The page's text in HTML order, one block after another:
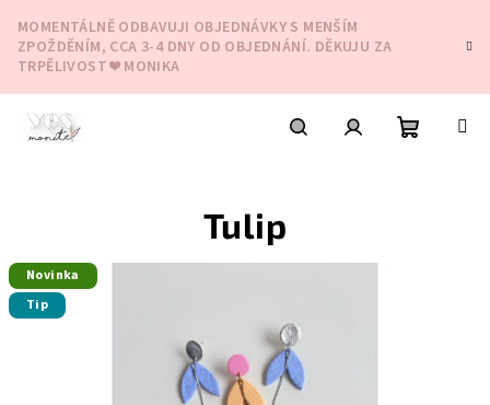
obsah
MOMENTÁLNĚ ODBAVUJI OBJEDNÁVKY S MENŠÍM
ZPOŽDĚNÍM, CCA 3-4 DNY OD OBJEDNÁNÍ. DĚKUJU ZA
TRPĚLIVOST ❤️ MONIKA
Tulip
Novinka
Tip